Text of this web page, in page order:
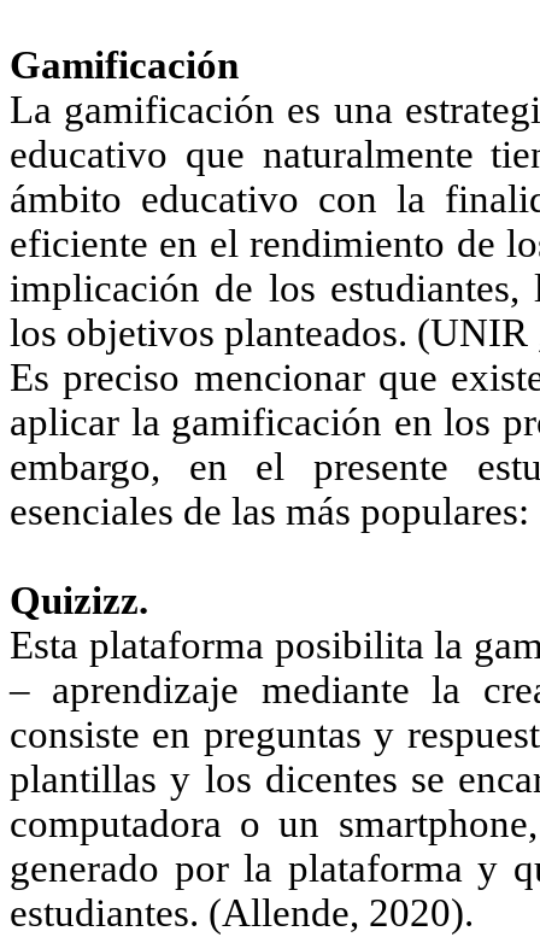
Gamificación
La gamificación es una
educativo que naturalmente
ámbito educativo con la
eficiente en el rendimiento de
implicación de los
los objetivos planteados. (UNIR
Es preciso mencionar que
aplicar la gamificación en los
embargo, en el presente
esenciales de las más populares:
Quizizz.
Esta plataforma posibilita la
– aprendizaje mediante la
consiste en preguntas y
plantillas y los dicentes se
computadora o un
generado por la plataforma y
estudiantes. (Allende, 2020).